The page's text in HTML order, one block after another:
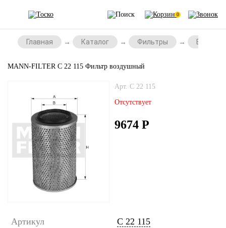
0
Главная Каталог Фильтры
MANN-FILTER C 22 115 Фильтр воздушный
Арт. C 22 115
Отсутствует
9674 Р
Артикул
C 22 115